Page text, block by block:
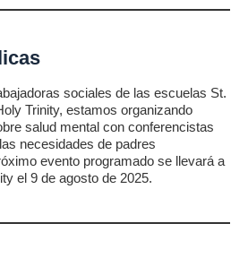
sociales de las escuelas St.
Trinity, estamos organizando
salud mental con conferencistas
necesidades de padres
evento programado se llevará a
el 9 de agosto de 2025.